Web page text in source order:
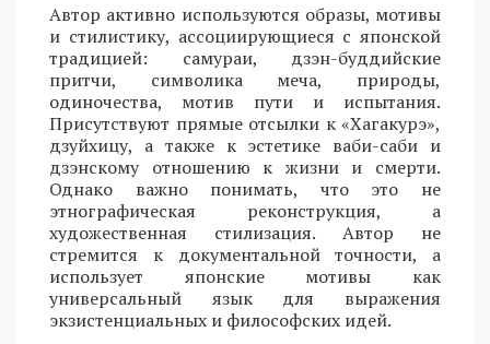
Автор активно используются образы, мотивы
и стилистику, ассоциирующиеся с японской
традицией: самураи, дзэн-буддийские
притчи, символика меча, природы,
одиночества, мотив пути и испытания.
Присутствуют прямые отсылки к «Хагакурэ»,
дзуйхицу, а также к эстетике ваби-саби и
дзэнскому отношению к жизни и смерти.
Однако важно понимать, что это не
этнографическая реконструкция, а
художественная стилизация. Автор не
стремится к документальной точности, а
использует японские мотивы как
универсальный язык для выражения
экзистенциальных и философских идей.